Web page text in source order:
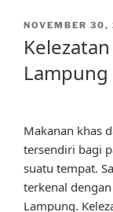
POSTED
NOVEMBER 30,
Makanan khas
tersendiri bagi
suatu tempat.
terkenal
Lampung.